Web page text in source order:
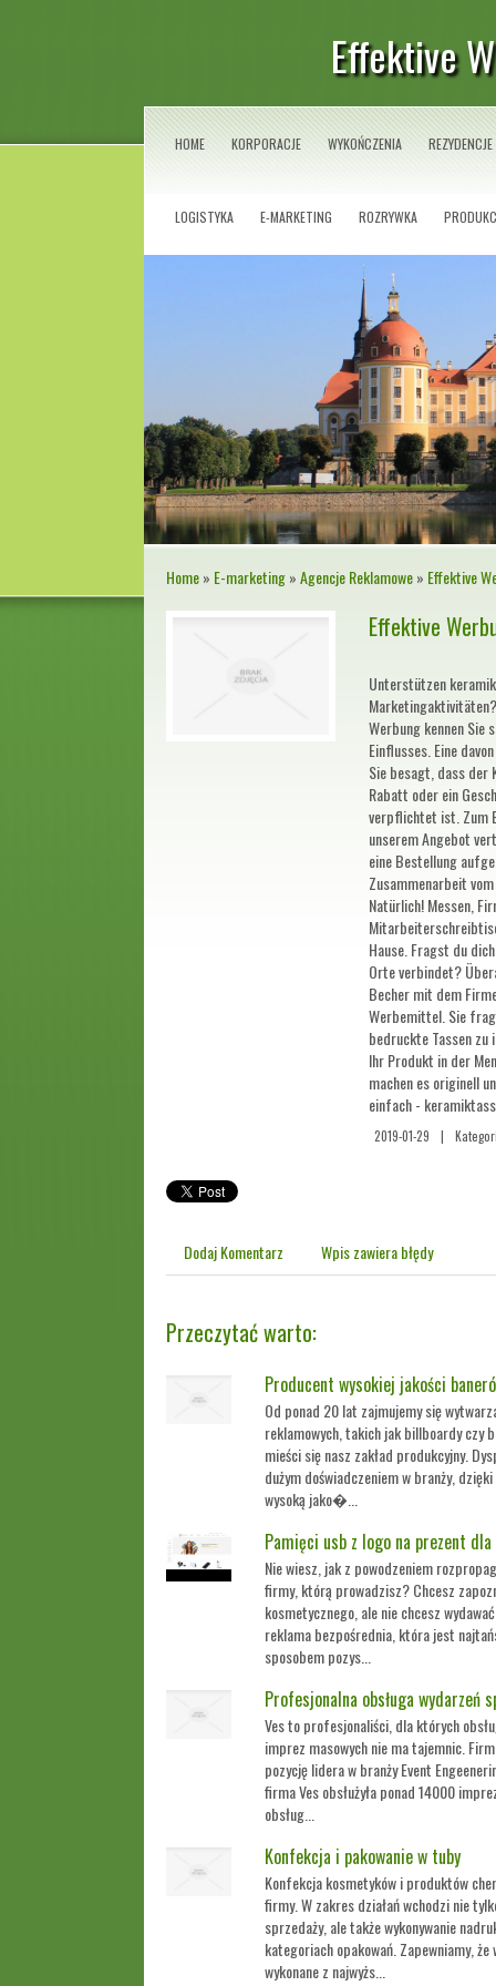
Effektive
HOME KORPORACJE WYKOŃCZENIA REZYDENCJE
LOGISTYKA E-MARKETING ROZRYWKA
Home» E-marketing»Agencje Reklamowe» Effektive
Effektive
Unterstützen
Werbung kennen Sie
Einflusses. Eine
Sie besagt, dass der
Rabatt oder ein
verpflichtet ist. Zum
unserem Angebot
eine Bestellung
Zusammenarbeit
Natürlich! Messen,
Hause. Fragst du
Orte verbindet?
Becher mit dem
Werbemittel. Sie
bedruckte Tassen zu
Ihr Produkt in der
machen es originell
einfach -
2019-01-29 |
Dodaj Komentarz Wpis zawiera błędy
Przeczytać warto:
Producent wysokiej jakości
Od ponad 20 lat zajmujemy się
reklamowych, takich jak billboardy czy
mieści się nasz zakład produkcyjny.
dużym doświadczeniem w branży,
wysoką jako�...
Pamięci usb z logo na prezent
Nie wiesz, jak z powodzeniem
firmy, którą prowadzisz? Chcesz
kosmetycznego, ale nie chcesz
reklama bezpośrednia, która jest
sposobem pozys...
Profesjonalna obsługa wydarzeń
Ves to profesjonaliści, dla których
imprez masowych nie ma tajemnic.
pozycję lidera w branży Event
firma Ves obsłużyła ponad 14000
obsług...
Konfekcja i pakowanie w tuby
Konfekcja kosmetyków i produktów
firmy. W zakres działań wchodzi nie
sprzedaży, ale także wykonywanie
kategoriach opakowań. Zapewniamy,
wykonane z najwyżs...